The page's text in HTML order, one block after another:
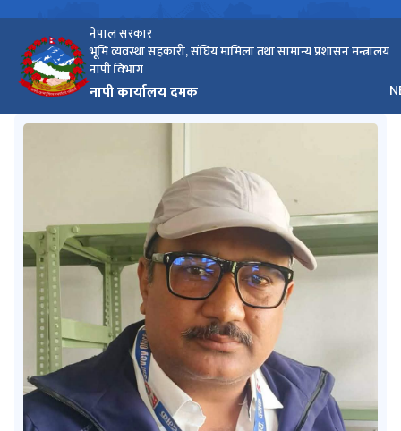
नेपाल सरकार
भूमि व्यवस्था सहकारी, संघिय मामिला तथा सामान्य प्रशासन मन्त्रालय
नापी विभाग
नापी कार्यालय दमक